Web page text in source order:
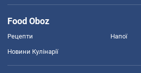
Food Oboz
Рецепти Напої
Новини Кулінарії